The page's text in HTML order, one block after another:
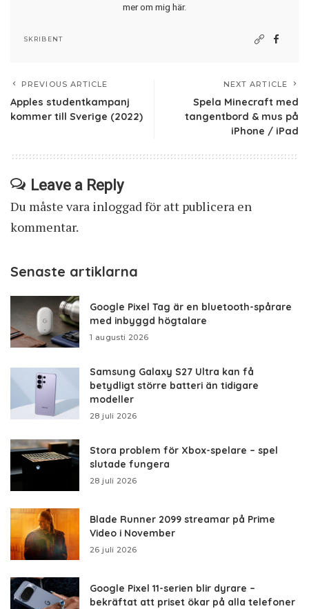
mer om mig här.
SKRIBENT
PREVIOUS ARTICLE
Apples studentkampanj
kommer till Sverige (2022)
NEXT ARTICLE
Spela Minecraft med
tangentbord & mus på
iPhone / iPad
Leave a Reply
Du måste vara inloggad för att publicera en
kommentar.
Senaste artiklarna
Google Pixel Tag är en bluetooth-spårare
med inbyggd högtalare
1 augusti 2026
Samsung Galaxy S27 Ultra kan få
betydligt större batteri än tidigare
modeller
28 juli 2026
Stora problem för Xbox-spelare – spel
slutade fungera
28 juli 2026
Blade Runner 2099 streamar på Prime
Video i November
26 juli 2026
Google Pixel 11-serien blir dyrare –
bekräftat att priset ökar på alla telefoner